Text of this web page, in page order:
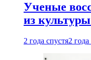
Ученые
из
2 года спустя2 года